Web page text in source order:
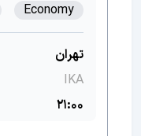
Economy
تهران
IKA
21:00